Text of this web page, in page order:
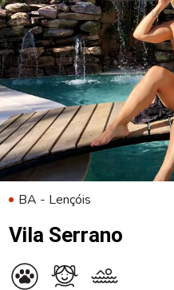
BA - Lençóis
Vila Serrano